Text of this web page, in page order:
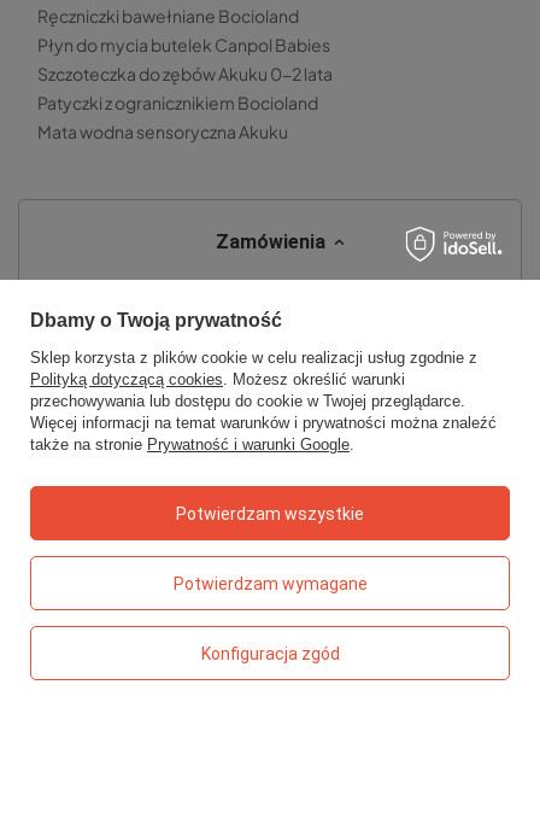
Ręczniczki bawełniane Bocioland
Płyn do mycia butelek Canpol Babies
Szczoteczka do zębów Akuku 0-2 lata
Patyczki z ogranicznikiem Bocioland
Mata wodna sensoryczna Akuku
Zamówienia
Śledzenie przesyłki
Chcę zareklamować produkt
Chcę zwrócić produkt
Chcę wymienić towar
Kontakt
Regulaminy
Dbamy o Twoją prywatność
Sklep korzysta z plików cookie w celu realizacji usług zgodnie z
Polityką dotyczącą cookies. Możesz określić warunki
przechowywania lub dostępu do cookie w Twojej przeglądarce.
Więcej informacji na temat warunków i prywatności można znaleźć
także na stronie Prywatność i warunki Google.
Potwierdzam wymagane
Konfiguracja zgód
Potwierdzam wszystkie